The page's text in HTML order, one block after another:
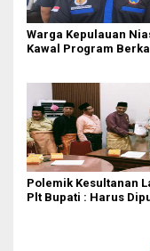
Warga Kepulauan
Kawal Program
Polemik Kesultanan
Plt Bupati : Harus